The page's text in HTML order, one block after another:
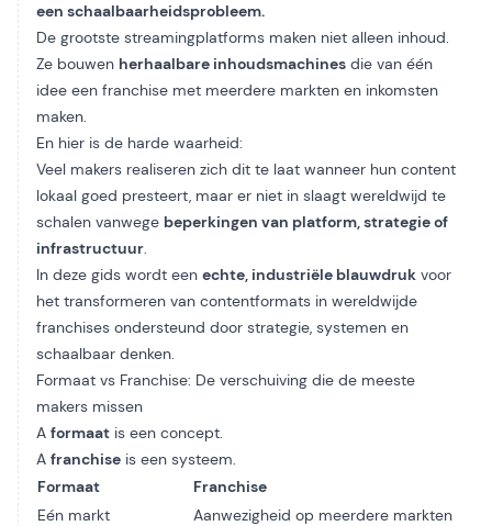
een schaalbaarheidsprobleem.
De grootste streamingplatforms maken niet alleen inhoud.
Ze bouwen herhaalbare inhoudsmachines die van één
idee een franchise met meerdere markten en inkomsten
maken.
En hier is de harde waarheid:
Veel makers realiseren zich dit te laat wanneer hun content
lokaal goed presteert, maar er niet in slaagt wereldwijd te
schalen vanwege beperkingen van platform, strategie of
infrastructuur.
In deze gids wordt een echte, industriële blauwdruk voor
het transformeren van contentformats in wereldwijde
franchises ondersteund door strategie, systemen en
schaalbaar denken.
Formaat vs Franchise: De verschuiving die de meeste
makers missen
A formaat is een concept.
A franchise is een systeem.
Formaat
Franchise
Eén markt
Aanwezigheid op meerdere markten